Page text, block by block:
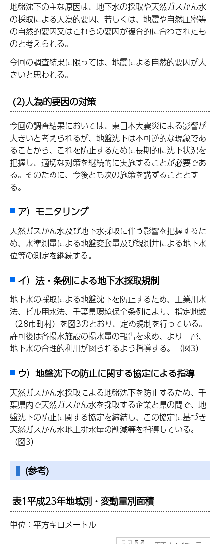
地盤沈下の主な原因は、地下水の採取や天然ガスかん水
の採取による人為的要因、若しくは、地震や自然圧密等
の自然的要因又はこれらの要因が複合的に合わされたも
のと考えられる。
今回の調査結果に限っては、地震による自然的要因が大
きいと思われる。
(2)人為的要因の対策
今回の調査結果においては、東日本大震災による影響が
大きいと考えられるが、地盤沈下は不可逆的な現象であ
ることから、これを防止するために長期的に沈下状況を
把握し、適切な対策を継続的に実施することが必要であ
る。そのために、今後とも次の施策を講ずることとす
る。
ア）モニタリング
天然ガスかん水及び地下水採取に伴う影響を把握するた
め、水準測量による地盤変動量及び観測井による地下水
位等の測定を継続する。
イ）法・条例による地下水採取規制
地下水の採取による地盤沈下を防止するため、工業用水
法、ビル用水法、千葉県環境保全条例により、指定地域
（28市町村）を図3のとおり、定め規制を行っている。
許可後は各揚水施設の揚水量の報告を求め、より一層、
地下水の合理的利用が図られるよう指導する。（図3）
ウ）地盤沈下の防止に関する協定による指導
天然ガスかん水採取による地盤沈下を防止するため、千
葉県内で天然ガスかん水を採取する企業と県の間で、地
盤沈下の防止に関する協定を締結し、この協定に基づき
天然ガスかん水地上排水量の削減等を指導している。
（図3）
(参考)
表1平成23年地域別・変動量別面積
単位：平方キロメートル